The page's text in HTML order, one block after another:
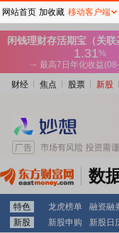
财经 焦点 股票 新股
数
特色 龙虎榜单 融资融
新股
新股申购 新股日
网站首页 加收藏 移动客户端